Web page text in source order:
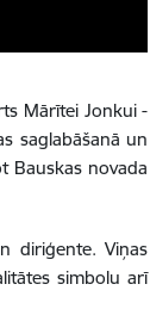
Mārītei Jonkui -
saglabāšanā un
Bauskas novada
diriģente. Viņas
simbolu arī